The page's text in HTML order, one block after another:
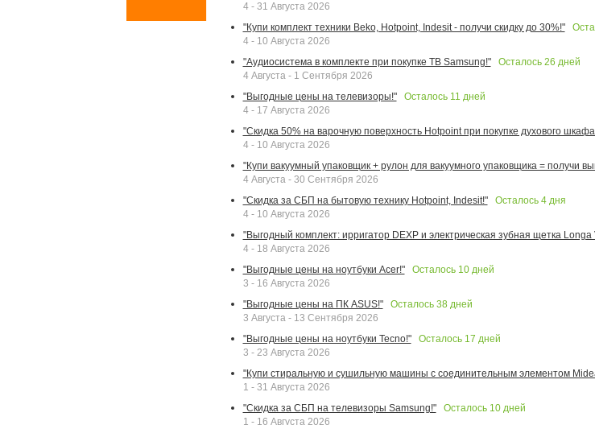
4 - 31 Августа 2026
"Купи комплект техники Beko, Hotpoint, Indesit - получи скидку до 30%!"
4 - 10 Августа 2026
"Аудиосистема в комплекте при покупке ТВ Samsung!"
Осталось 26 дней
4 Августа - 1 Сентября 2026
"Выгодные цены на телевизоры!"
Осталось 11 дней
4 - 17 Августа 2026
"Скидка 50% на варочную поверхность Hotpoint при покупке духового
4 - 10 Августа 2026
"Купи вакуумный упаковщик + рулон для вакуумного упаковщика = получи
4 Августа - 30 Сентября 2026
"Скидка за СБП на бытовую технику Hotpoint, Indesit!"
Осталось 4дня
4 - 10 Августа 2026
"Выгодный комплект: ирригатор DEXP и электрическая зубная щетка Longa
4 - 18 Августа 2026
"Выгодные цены на ноутбуки Acer!"
Осталось 10дней
3 - 16 Августа 2026
"Выгодные цены на ПК ASUS!"
Осталось 38дней
3 Августа - 13 Сентября 2026
"Выгодные цены на ноутбуки Tecno!"
Осталось 17 дней
3 - 23 Августа 2026
"Купи стиральную и сушильную машины с соединительным элементом
1 - 31 Августа 2026
"Скидка за СБП на телевизоры Samsung!"
Осталось 10дней
1 - 16 Августа 2026